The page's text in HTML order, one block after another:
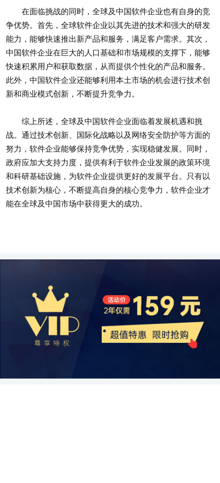
在面临挑战的同时，全球及中国软件企业也有自身的竞
争优势。首先，全球软件企业以其先进的技术和强大的研发
能力，能够快速推出新产品和服务，满足客户需求。其次，
中国软件企业在巨大的人口基础和市场规模的支撑下，能够
快速积累用户和获取数据，从而提供个性化的产品和服务。
此外，中国软件企业还能够利用本土市场的机会进行技术创
新和商业模式创新，不断提升竞争力。
综上所述，全球及中国软件企业面临着发展机遇和挑
战。通过技术创新、国际化战略以及网络安全防护等方面的
努力，软件企业能够保持竞争优势，实现稳健发展。同时，
政府应加大支持力度，提供有利于软件企业发展的政策环境
和科研基础设施，为软件企业提供更好的发展平台。只有以
技术创新为核心，不断提高自身的核心竞争力，软件企业才
能在全球及中国市场中获得更大的成功。